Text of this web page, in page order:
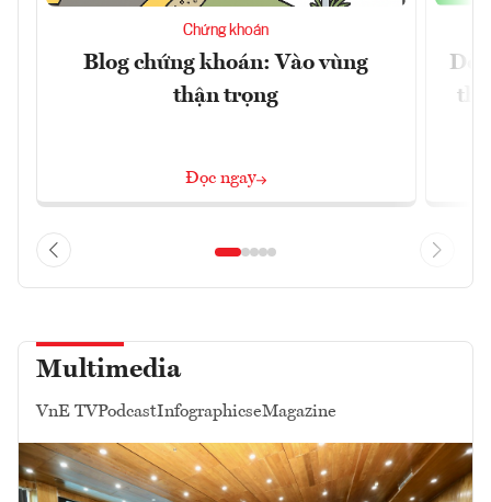
Chứng khoán
Blog chứng khoán: Vào vùng
thận trọng
Đọc ngay
thị
Multimedia
VnE TVPodcastInfographicseMagazine